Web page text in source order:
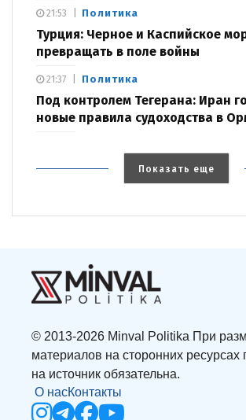
Политика
Турция: Черное и Каспийское
превращать в поле войны
21:53
Политика
Под контролем Тегерана: Иран
новые правила судоходства в
21:37
Показать еще
© 2013-2026 Minval Politika При
материалов на сторонних ресурсах
на источник обязательна.
О насКонтакты